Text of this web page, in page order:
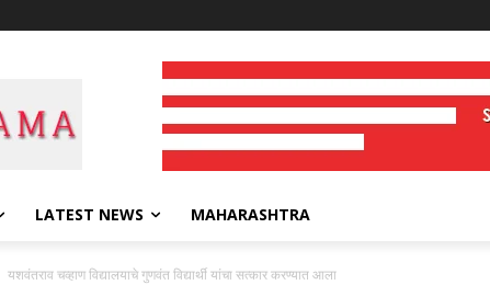
LATEST NEWS MAHARASHTRA
यशवंतराव चव्हाण विद्यालयाचे गुणवंत विद्यार्थी यांचा सत्कार करण्यात आला